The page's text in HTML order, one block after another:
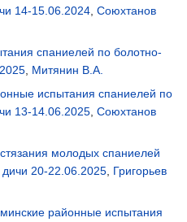
14-15.06.2024 Союхтанов
спаниелей по болотно-
Митянин В.А.
испытания спаниелей по
13-14.06.2025 Союхтанов
молодых спаниелей
дичи 20-22.06.2025 Григорьев
районные испытания